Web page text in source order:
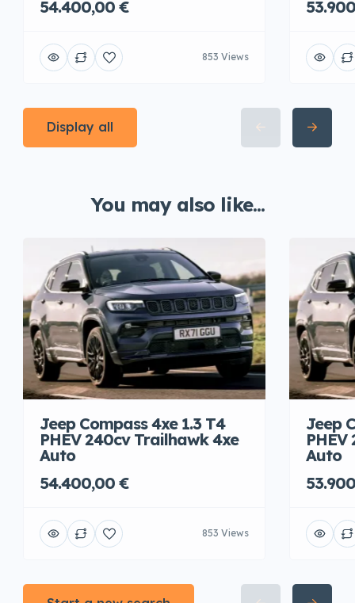
54.400,00 €
853 Views
Display all
You may also like...
Jeep Compass 4xe 1.3 T4
PHEV 240cv Trailhawk 4xe
Auto
54.400,00 €
853 Views
Jeep
Auto